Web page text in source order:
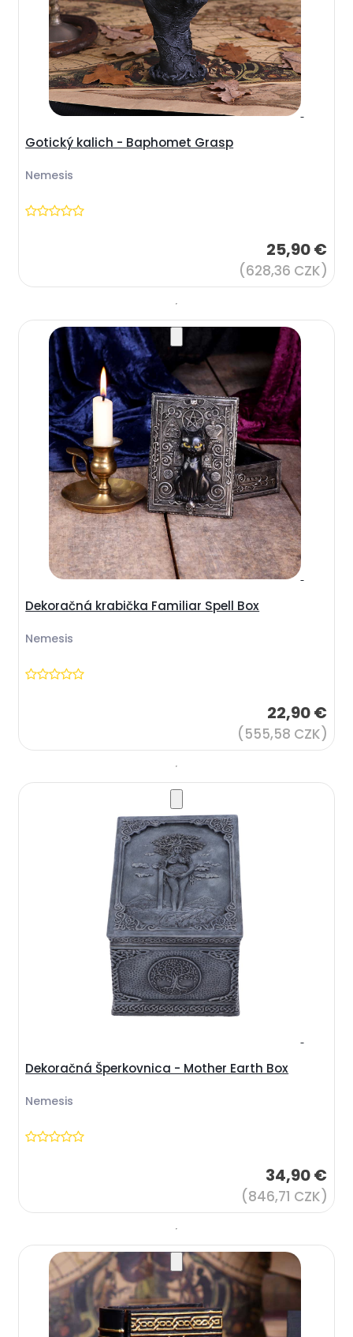
Gotický kalich - Baphomet Grasp
Nemesis
25,90 €
(628,36 CZK)
Dekoračná krabička Familiar Spell Box
Nemesis
22,90 €
(555,58 CZK)
Dekoračná Šperkovnica - Mother Earth Box
Nemesis
34,90 €
(846,71 CZK)